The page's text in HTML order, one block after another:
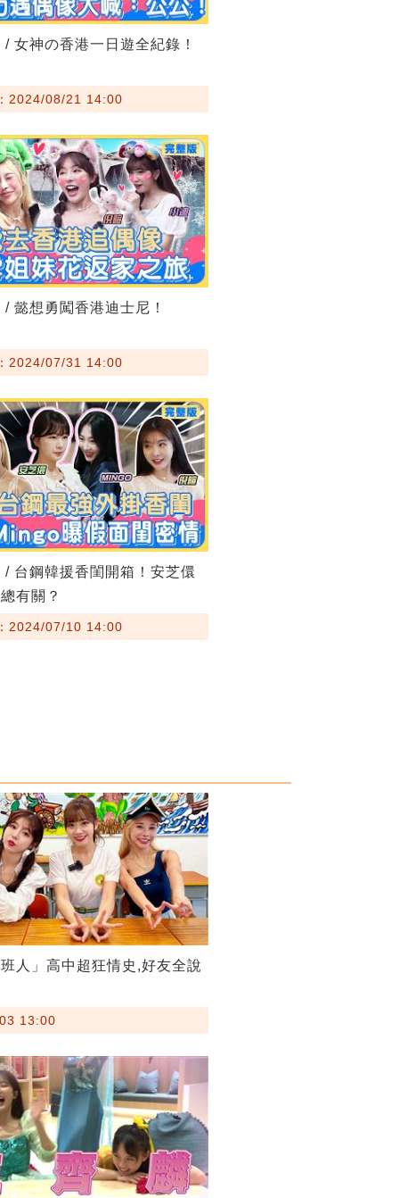
女神の香港一日遊全紀錄！
2024/08/21 14:00
懿想勇闖香港迪士尼！
2024/07/31 14:00
/ 台鋼韓援香閨開箱！安芝儇
有關？
2024/07/10 14:00
人」高中超狂情史,好友全說
13:00